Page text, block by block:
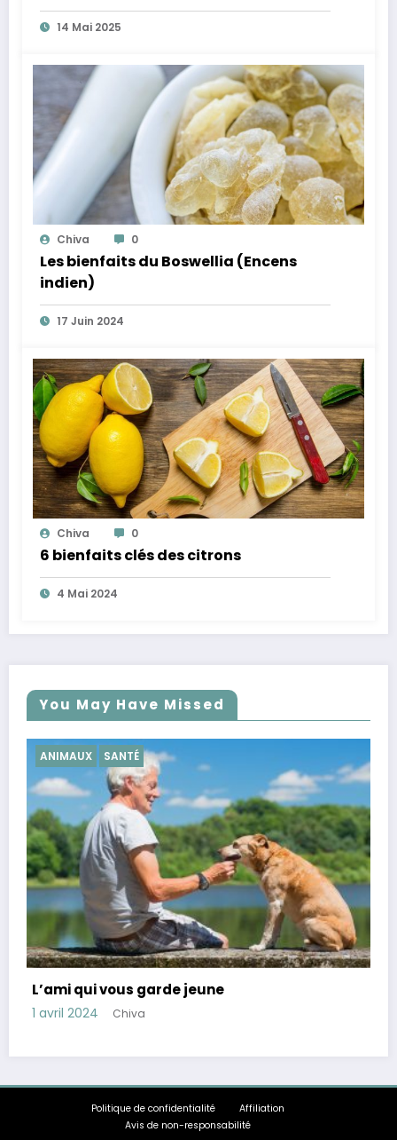
14 Mai 2025
Chiva 0
Les bienfaits du Boswellia (Encens
indien)
17 Juin 2024
Chiva 0
6 bienfaits clés des citrons
4 Mai 2024
You May Have Missed
SANTÉ
Conseils pour réduire le cortisol, hormone du
stress
Politique de confidentialité
Affiliation